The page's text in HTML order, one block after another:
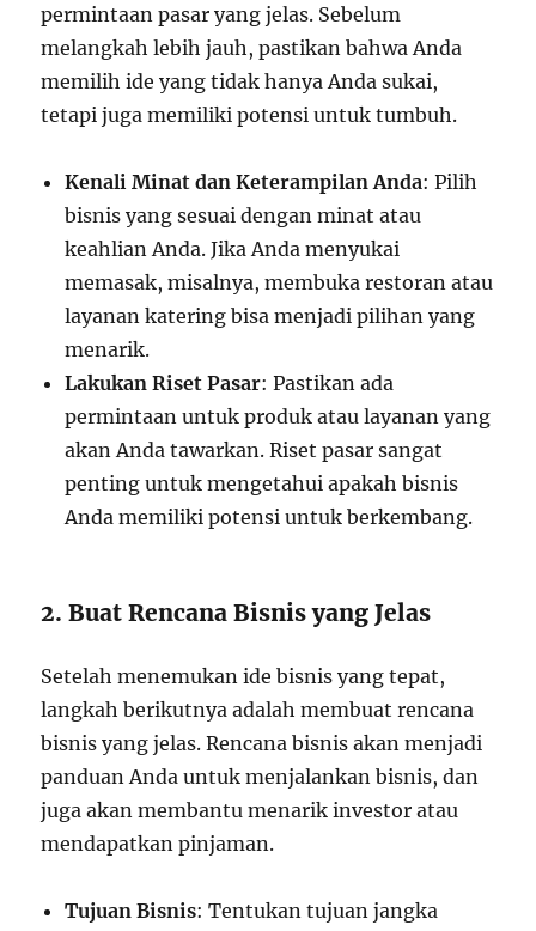
permintaan pasar yang jelas. Sebelum
melangkah lebih jauh, pastikan bahwa Anda
memilih ide yang tidak hanya Anda sukai,
tetapi juga memiliki potensi untuk tumbuh.
Kenali Minat dan Keterampilan Anda: Pilih
bisnis yang sesuai dengan minat atau
keahlian Anda. Jika Anda menyukai
memasak, misalnya, membuka restoran atau
layanan katering bisa menjadi pilihan yang
menarik.
Lakukan Riset Pasar: Pastikan ada
permintaan untuk produk atau layanan yang
akan Anda tawarkan. Riset pasar sangat
penting untuk mengetahui apakah bisnis
Anda memiliki potensi untuk berkembang.
2. Buat Rencana Bisnis yang Jelas
Setelah menemukan ide bisnis yang tepat,
langkah berikutnya adalah membuat rencana
bisnis yang jelas. Rencana bisnis akan menjadi
panduan Anda untuk menjalankan bisnis, dan
juga akan membantu menarik investor atau
mendapatkan pinjaman.
Tujuan Bisnis: Tentukan tujuan jangka